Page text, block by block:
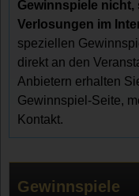
Gewinnspiele
Verlosungen im
speziellen
direkt an den
Anbietern erhalten
Gewinnspiel-Seite,
Kontakt.
Gewinnspiele